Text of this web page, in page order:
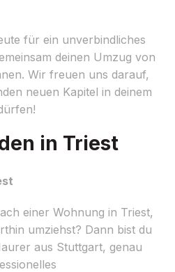
für ein unverbindliches
deinen Umzug von
Wir freuen uns darauf,
neuen Kapitel in deinem
in Triest
einer Wohnung in Triest,
umziehst? Dann bist du
aus Stuttgart, genau